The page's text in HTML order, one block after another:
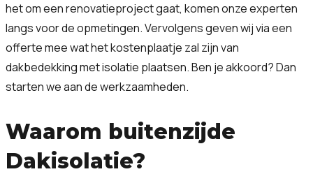
het om een renovatieproject gaat, komen onze experten
langs voor de opmetingen. Vervolgens geven wij via een
offerte mee wat het kostenplaatje zal zijn van
dakbedekking met isolatie plaatsen. Ben je akkoord? Dan
starten we aan de werkzaamheden.
Waarom buitenzijde
Dakisolatie?